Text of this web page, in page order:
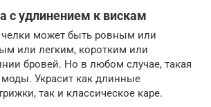
с удлинением к вискам
челки может быть ровным или
или легким, коротким или
бровей. Но в любом случае, такая
Украсит как длинные
так и классическое каре.